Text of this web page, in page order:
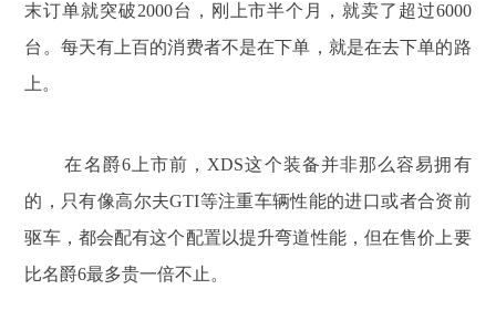
末订单就突破2000台，刚上市半个月，就卖了超过6000
台。每天有上百的消费者不是在下单，就是在去下单的路
上。
在名爵6上市前，XDS这个装备并非那么容易拥有
的，只有像高尔夫GTI等注重车辆性能的进口或者合资前
驱车，都会配有这个配置以提升弯道性能，但在售价上要
比名爵6最多贵一倍不止。